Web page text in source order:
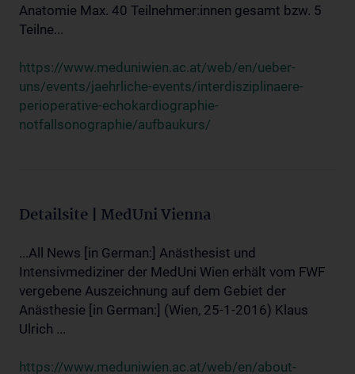
Anatomie Max. 40 Teilnehmer:innen gesamt bzw. 5
Teilne...
https://www.meduniwien.ac.at/web/en/ueber-
uns/events/jaehrliche-events/interdisziplinaere-
perioperative-echokardiographie-
notfallsonographie/aufbaukurs/
Detailsite | MedUni Vienna
...All News [in German:] Anästhesist und
Intensivmediziner der MedUni Wien erhält vom FWF
vergebene Auszeichnung auf dem Gebiet der
Anästhesie [in German:] (Wien, 25-1-2016) Klaus
Ulrich ...
https://www.meduniwien.ac.at/web/en/about-